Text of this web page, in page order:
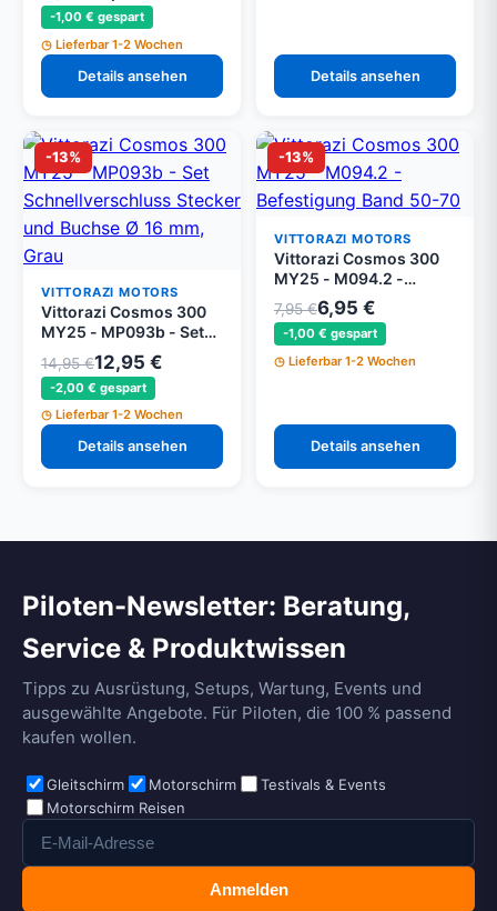
-1,00 € gespart
Lieferbar 1-2 Wochen
Details ansehen Details ansehen
-13%
VITTORAZI MOTORS
Vittorazi Cosmos 300
MY25 - MP093b - Set
Schnellverschluss
Stecker und Buchse Ø
16 mm, Grau
14,95 €12,95 €
-2,00 € gespart
Lieferbar 1-2 Wochen
Details ansehen
-13%
VITTORAZI MOTORS
Vittorazi Cosmos 300
MY25 - M094.2 -
Befestigung Band 50-
70 mm (Set von 2)
7,95 €6,95 €
-1,00 € gespart
Lieferbar 1-2 Wochen
Details ansehen
Piloten-Newsletter: Beratung,
Service & Produktwissen
Tipps zu Ausrüstung, Setups, Wartung, Events und
ausgewählte Angebote. Für Piloten, die 100 % passend
kaufen wollen.
Gleitschirm Motorschirm
Testivals & Events
Motorschirm Reisen
Anmelden